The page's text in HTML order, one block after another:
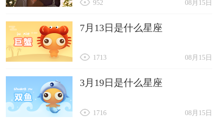
08月15日
952
7月13日是什么星座
08月15日
1713
3月19日是什么星座
08月15日
1716